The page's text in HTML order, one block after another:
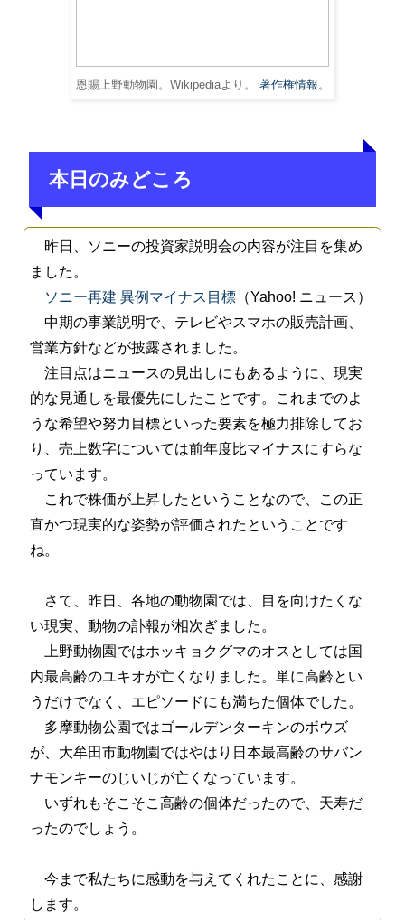
恩賜上野動物園。Wikipediaより。 著作権情報 。
本日のみどころ
昨日、ソニーの投資家説明会の内容が注目を集め
ました。
ソニー再建 異例マイナス目標 （Yahoo! ニュース）
中期の事業説明で、テレビやスマホの販売計画、
営業方針などが披露されました。
注目点はニュースの見出しにもあるように、現実
的な見通しを最優先にしたことです。これまでのよ
うな希望や努力目標といった要素を極力排除してお
り、売上数字については前年度比マイナスにすらな
っています。
これで株価が上昇したということなので、この正
直かつ現実的な姿勢が評価されたということです
ね。
さて、昨日、各地の動物園では、目を向けたくな
い現実、動物の訃報が相次ぎました。
上野動物園ではホッキョクグマのオスとしては国
内最高齢のユキオが亡くなりました。単に高齢とい
うだけでなく、エピソードにも満ちた個体でした。
多摩動物公園ではゴールデンターキンのボウズ
が、大牟田市動物園ではやはり日本最高齢のサバン
ナモンキーのじいじが亡くなっています。
いずれもそこそこ高齢の個体だったので、天寿だ
ったのでしょう。
今まで私たちに感動を与えてくれたことに、感謝
します。